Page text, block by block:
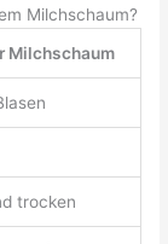
Milchschaum?
Milchschaum
trocken